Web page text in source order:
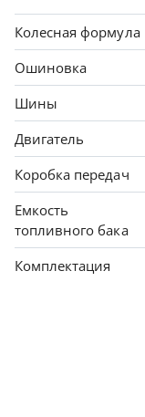
Колесная формула
Ошиновка
Шины
Двигатель
Коробка передач
Емкость
топливного бака
Комплектация